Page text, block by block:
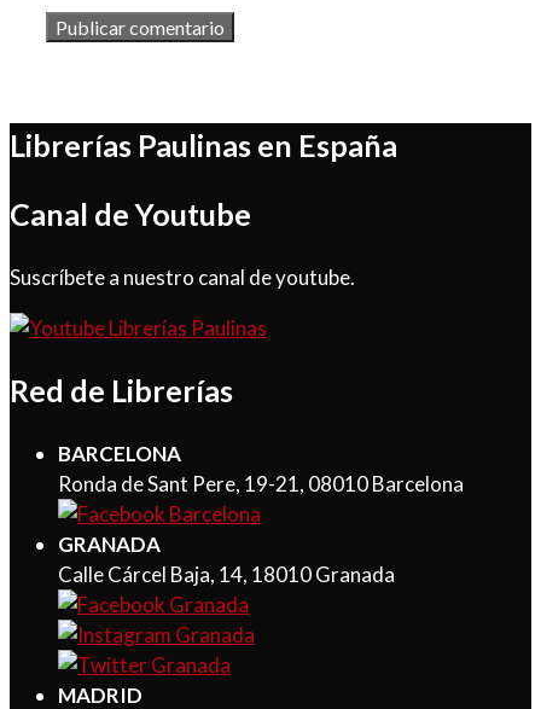
Librerías Paulinas en España
Canal de Youtube
Suscríbete a nuestro canal de youtube.
Red de Librerías
BARCELONA
Ronda de Sant Pere, 19-21, 08010 Barcelona
GRANADA
Calle Cárcel Baja, 14, 18010 Granada
MADRID